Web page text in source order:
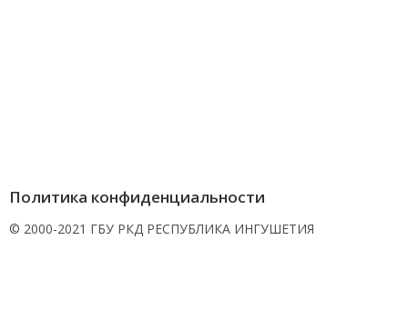
Политика конфиденциальности
© 2000-2021 ГБУ РКД РЕСПУБЛИКА ИНГУШЕТИЯ